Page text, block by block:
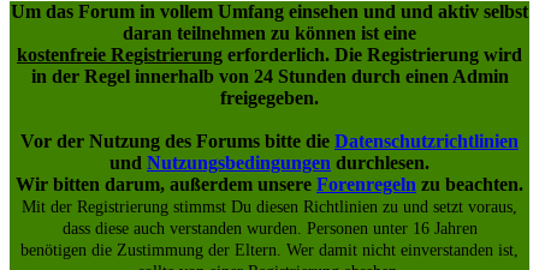
Um das Forum in vollem Umfang einsehen und und aktiv selbst
daran teilnehmen zu können ist eine
kostenfreie Registrierung erforderlich. Die Registrierung wird
in der Regel innerhalb von 24 Stunden durch einen Admin
freigegeben.
Vor der Nutzung des Forums bitte die Datenschutzrichtlinien
und Nutzungsbedingungen durchlesen.
Wir bitten darum, außerdem unsere Forenregeln zu beachten.
Mit der Registrierung stimmst Du diesen Richtlinien zu und setzt voraus,
dass diese auch verstanden wurden. Personen unter 16 Jahren
benötigen die Zustimmung der Eltern. Wer damit nicht einverstanden ist,